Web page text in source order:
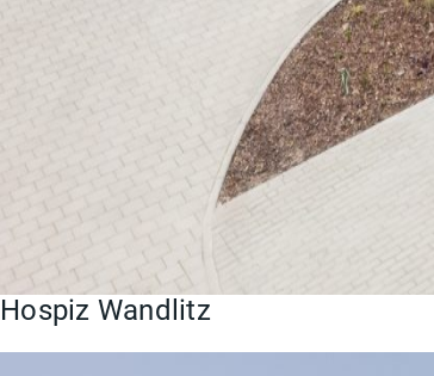
Hospiz Wandlitz